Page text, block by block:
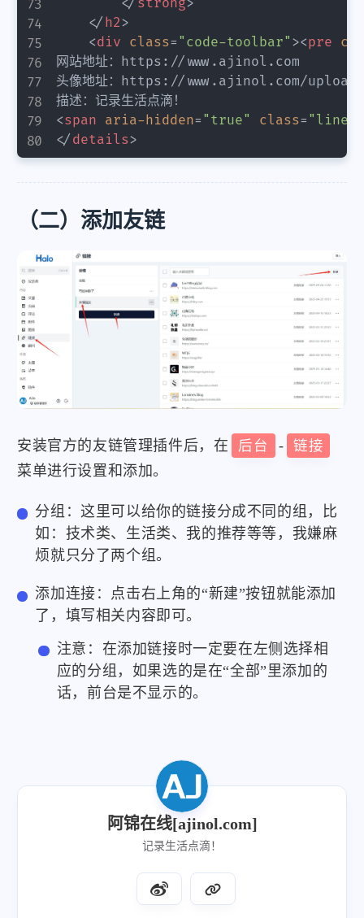
</ strong>
</ h2>
<div class= " code-toolbar" ><pre
网站地址：https://www.ajinol.com
头像地址：https://www.ajinol.com/
<span aria-hidden= " true" class= " line-
</ details>
（二）添加友链
安装官方的友链管理插件后，在 后台 -
链接
菜单进行设置和添加。
分组：这里可以给你的链接分成不同的组，比
如：技术类、生活类、我的推荐等等，我嫌麻
烦就只分了两个组。
添加连接：点击右上角的“新建”按钮就能添加
了，填写相关内容即可。
注意：在添加链接时一定要在左侧选择相
应的分组，如果选的是在“全部”里添加的
话，前台是不显示的。
阿锦在线[ajinol.com]
记录生活点滴！